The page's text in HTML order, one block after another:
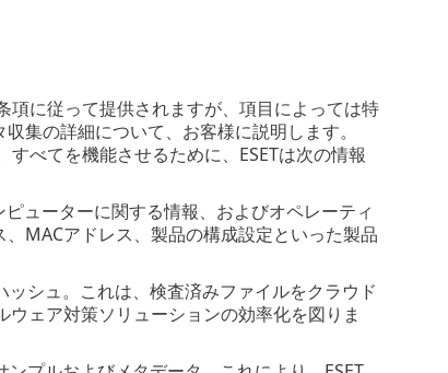
項に従って提供されますが、項目によっては特
集の詳細について、お客様に説明します。
すべてを機能させるために、ESETは次の情報
ューターに関する情報、およびオペレーティ
MACアドレス、製品の構成設定といった製品
シュ。これは、検査済みファイルをクラウド
ェア対策ソリューションの効率化を図りま